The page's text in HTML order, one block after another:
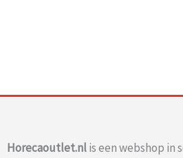
Horecaoutlet.nlis een webshop in